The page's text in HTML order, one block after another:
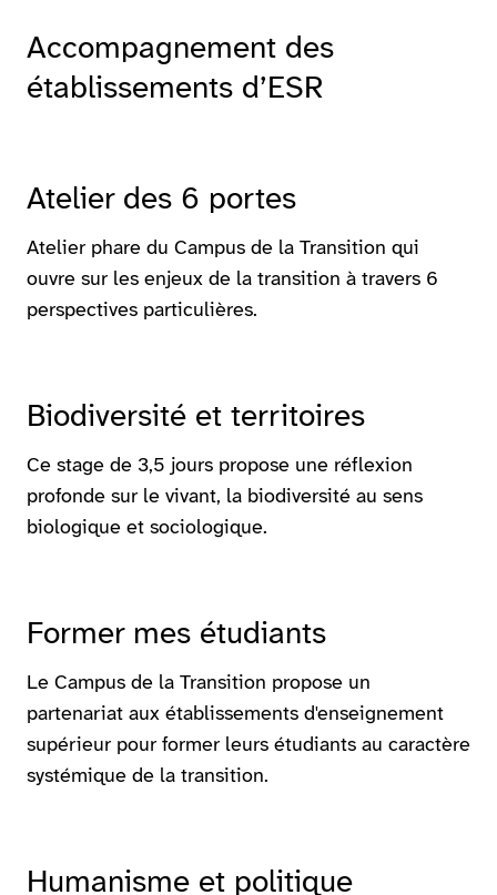
Accompagnement des
établissements d’ESR
Atelier des 6 portes
Atelier phare du Campus de la Transition qui
ouvre sur les enjeux de la transition à travers 6
perspectives particulières.
Biodiversité et territoires
Ce stage de 3,5 jours propose une réflexion
profonde sur le vivant, la biodiversité au sens
biologique et sociologique.
Former mes étudiants
Le Campus de la Transition propose un
partenariat aux établissements d'enseignement
supérieur pour former leurs étudiants au caractère
systémique de la transition.
Humanisme et politique